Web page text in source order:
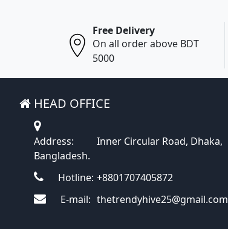
Free Delivery
On all order above BDT
5000
HEAD OFFICE
Address:
Inner Circular Road, Dhaka,
Bangladesh.
Hotline: +8801707405872
E-mail: thetrendyhive25@gmail.com